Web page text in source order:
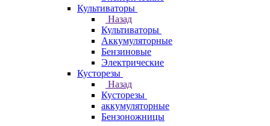
Культиваторы
Назад
Культиваторы
Аккумуляторные
Бензиновые
Электрические
Кусторезы
Назад
Кусторезы
аккумуляторные
Бензоножницы